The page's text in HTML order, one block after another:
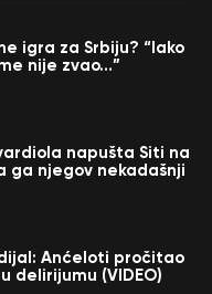
igra za Srbiju? “Iako
nije zvao…”
napušta Siti na
ga njegov nekadašnji
Anćeloti pročitao
delirijumu (VIDEO)